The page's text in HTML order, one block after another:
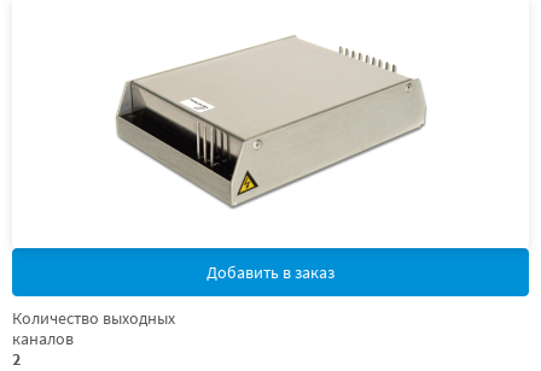
Добавить в заказ
Количество выходных
каналов
2